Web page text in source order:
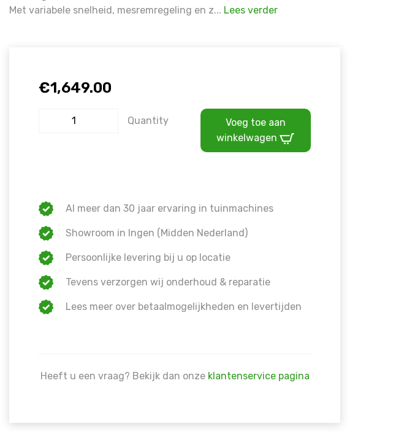
Met variabele snelheid, mesremregeling en z... Lees verder
€1,649.00
Quantity
Voeg toe aan
winkelwagen
Al meer dan 30 jaar ervaring in tuinmachines
Showroom in Ingen (Midden Nederland)
Persoonlijke levering bij u op locatie
Tevens verzorgen wij onderhoud & reparatie
Lees meer over betaalmogelijkheden en levertijden
Heeft u een vraag? Bekijk dan onze klantenservice pagina